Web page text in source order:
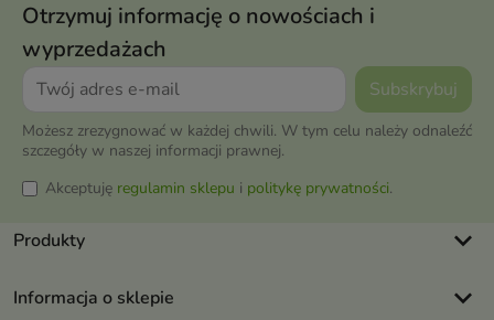
Otrzymuj informację o nowościach i
wyprzedażach
Możesz zrezygnować w każdej chwili. W tym celu należy odnaleźć
szczegóły w naszej informacji prawnej.
Akceptuję regulamin sklepu i politykę prywatności.
Produkty keyboard_arrow_down
Informacja o sklepie keyboard_arrow_down